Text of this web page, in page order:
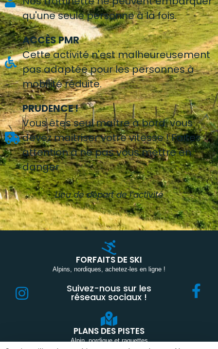
qu'une seule personne à la fois.
ACCÈS PMR
Cette activité n'est malheureusement
pas adaptée pour les personnes à
mobilité réduite.
PRUDENCE !
Vous êtes seul maître à bord, vous
devez maitriser votre vitesse ! Faites
attention à ne pas vous mettre en
danger.
Lieu de départ de l’activité
FORFAITS DE SKI
Alpins, nordiques, achetez-les en ligne !
Suivez-nous sur les
réseaux sociaux !
PLANS DES PISTES
Alpin, nordique et raquettes